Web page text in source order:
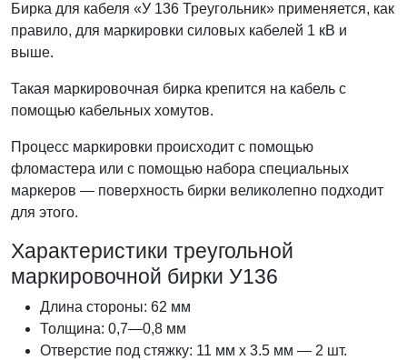
Бирка для кабеля «У 136 Треугольник» применяется, как
правило, для маркировки силовых кабелей 1 кВ и
выше.
Такая маркировочная бирка крепится на кабель с
помощью кабельных хомутов.
Процесс маркировки происходит с помощью
фломастера или с помощью набора специальных
маркеров — поверхность бирки великолепно подходит
для этого.
Характеристики треугольной
маркировочной бирки У136
Длина стороны: 62 мм
Толщина: 0,7—0,8 мм
Отверстие под стяжку: 11 мм х 3.5 мм — 2 шт.